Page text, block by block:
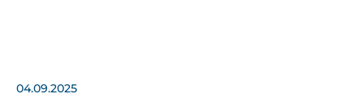
04.09.2025